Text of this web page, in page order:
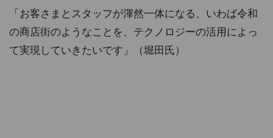
「お客さまとスタッフが渾然一体になる、いわば令和
の商店街のようなことを、テクノロジーの活用によっ
て実現していきたいです」（堀田氏）